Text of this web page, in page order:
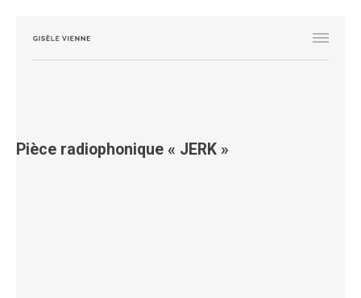
Pièce radiophonique « JERK »